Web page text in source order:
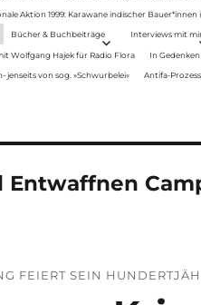
Aktion 1999: Karawane indischer Bauer*innen
Bücher & Buchbeiträge Interviews mit
Wolfgang Hajek für Radio Flora In
jenseits von sog. »Schwurbelei« Antifa-
Entwaffnen
FEIERT SEIN